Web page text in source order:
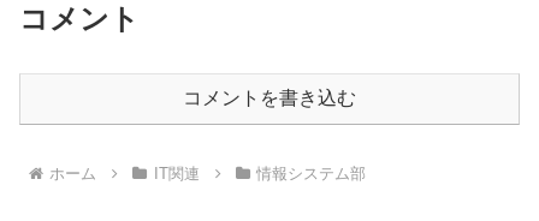
コメント
コメントを書き込む
ホーム IT関連 情報システム部